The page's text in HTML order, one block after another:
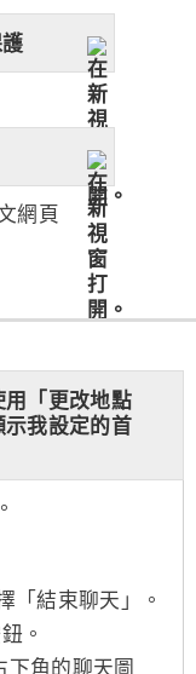
網頁
「更改地點
我設定的首
「結束聊天」。
。
下角的聊天圖